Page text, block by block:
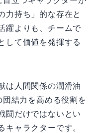
力持ち」的な存在と
躍よりも、チームで
して価値を発揮する
は人間関係の潤滑油
結力を高める役割を
闘だけではないとい
キャラクターです。